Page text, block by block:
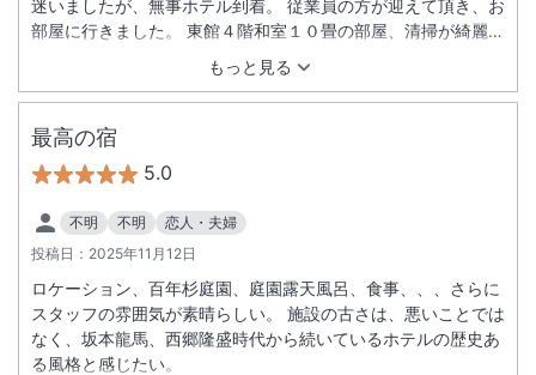
もっと見る
迷いましたが、無事ホテル到着。 従業員の方が迎えて頂き、お
部屋に行きました。 東館４階和室１０畳の部屋、清掃が綺麗、
全て南向きの為、眺め最高。 早速大浴場入り、気持ちが良く最
高。 風呂数半端ない。 １９時から食事、今回３泊だったの
で、ホテルの方も気を遣って頂き、夕ご飯は３泊共料理がかぶ
る事なく豪華で美味しかったです。 料理配膳の方の気配り、親
宿泊したいです。 従業員の方、お世話になりました。
最高の宿
5.0
不明 不明
恋人・夫婦
投稿日： 2025年11月12日
ロケーション、百年杉庭園、庭園露天風呂、食事、、、さらに
スタッフの雰囲気が素晴らしい。 施設の古さは、悪いことでは
なく、坂本龍馬、西郷隆盛時代から続いているホテルの歴史あ
る風格と感じたい。